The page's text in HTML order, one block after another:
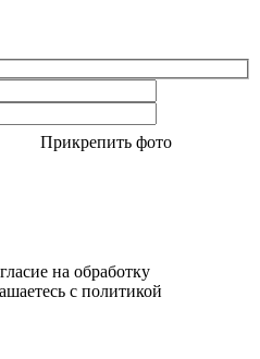
Прикрепить фото
на обработку
с политикой